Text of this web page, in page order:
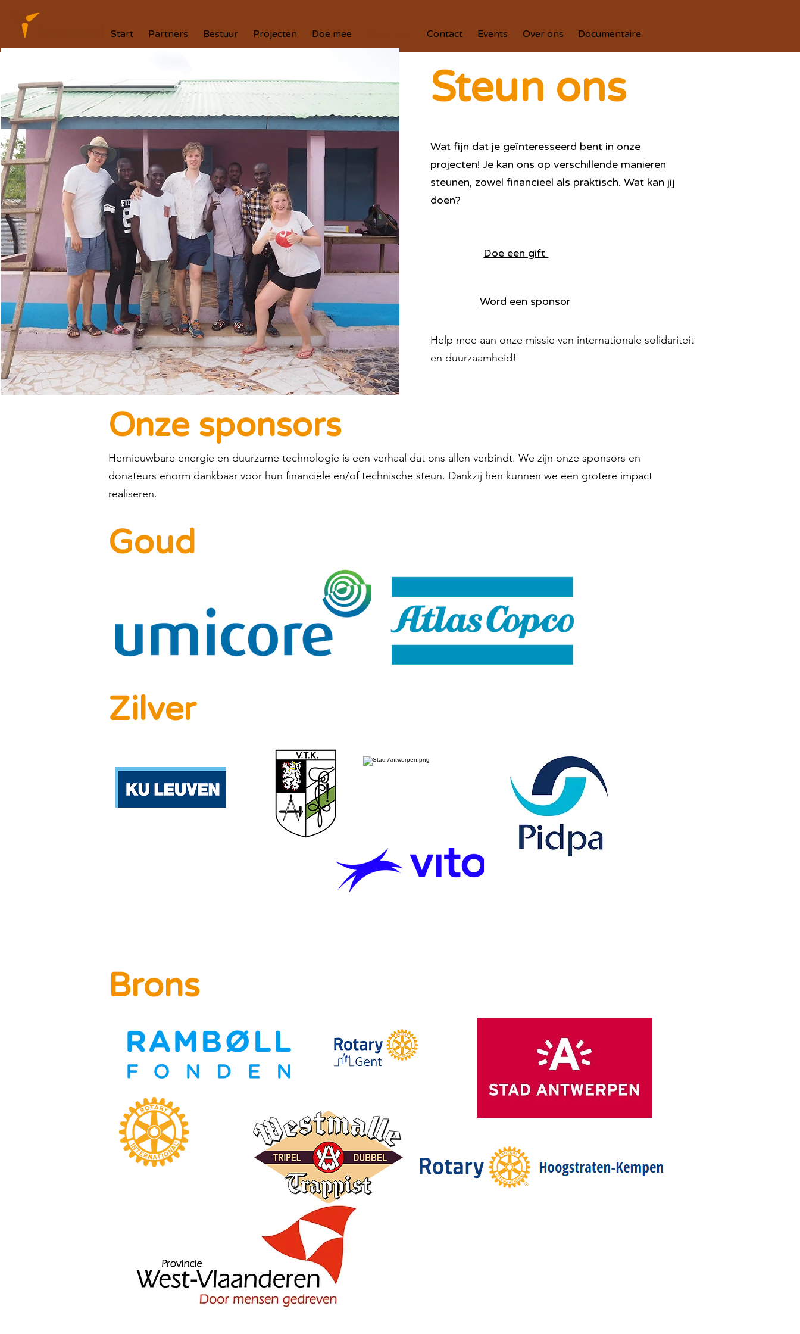
Start Partners Bestuur Projecten Doe mee Contact Events Over ons Documentaire
Steun ons
Wat fijn dat je geïnteresseerd bent in onze
projecten! Je kan ons op verschillende manieren
steunen, zowel financieel als praktisch. Wat kan jij
doen?
Doe een gift
Word een sponsor
Help mee aan onze missie van internationale solidariteit
en duurzaamheid!
Onze sponsors
Hernieuwbare energie en duurzame technologie is een verhaal dat ons allen verbindt. We zijn onze sponsors en
donateurs enorm dankbaar voor hun financiële en/of technische steun. Dankzij hen kunnen we een grotere impact
realiseren.
Goud
Zilver
Brons